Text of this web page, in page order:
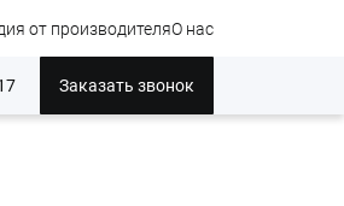
от производителяО нас
Заказать звонок